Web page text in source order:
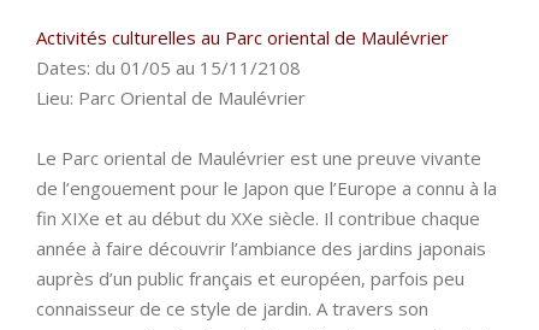
Activités culturelles au Parc oriental de Maulévrier
Dates: du 01/05 au 15/11/2108
Lieu: Parc Oriental de Maulévrier
Le Parc oriental de Maulévrier est une preuve vivante
de l’engouement pour le Japon que l’Europe a connu à la
fin XIXe et au début du XXe siècle. Il contribue chaque
année à faire découvrir l’ambiance des jardins japonais
auprès d’un public français et européen, parfois peu
connaisseur de ce style de jardin. A travers son